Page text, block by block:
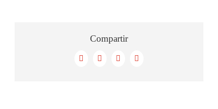
Compartir
Facebook
X LinkedInCorreo